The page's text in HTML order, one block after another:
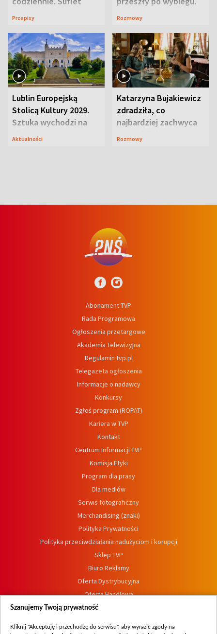
serowy zachwyca
Przepisy
Te stylizacje
Rozmowy
Lublin Europejską
Stolicą Kultury 2029.
Sztuka wychodzi na
ulice
Aktualności
Katarzyna Bujakiewicz
zdradziła, co
najbardziej zachwyca
ją w Lublinie
Rozmowy
Abonament TVP
Rada Programowa
Ogłoszenia przetargowe
Akademia Telewizyjna
Regulamin tvp.pl
Telegazeta ogłoszenia
Informacje o nadawcy
Konkursy
Zgłoś program (ROPAT)
Kariera w TVP
Kontakt
Centrum informacji TVP
Komisja Etyki
Program dla prasy
Dla mediów
Serwis fotograficzny
Merchandising (znaki)
Polityka Prywatności
Polityka przeciwdziałania nadużyciom i korupcji
Sklep TVP
Biuro Reklamy
Oferta Dystrybucyjna
Oferta Handlowa
Dostępność
Szanujemy Twoją prywatność
Kliknij "Akceptuję i przechodzę do serwisu", aby wyrazić zgody na